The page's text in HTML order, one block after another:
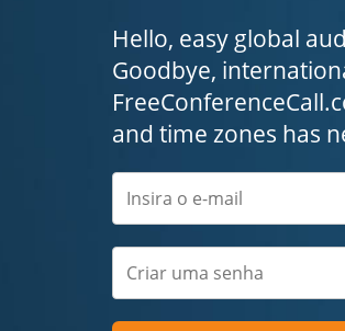
Hello, easy global
Goodbye,
and time zones has